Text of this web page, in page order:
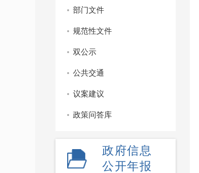
部门文件
规范性文件
双公示
公共交通
议案建议
政策问答库
政府信息
公开年报